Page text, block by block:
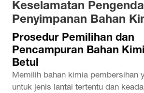
Keselamatan
Penyimpanan Bahan
Prosedur Pemilihan dan
Pencampuran Bahan
Betul
Memilih bahan kimia pembersihan
untuk jenis lantai tertentu dan